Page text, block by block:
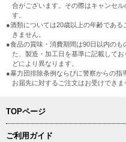
合がございます。その際はキャンセ
す。
●酒類については20歳以上の年齢であ
きません。
●食品の賞味・消費期間は90日以内の
た、製造・加工日を基準に記載して
どにより異なります。
●暴力団排除条例ならびに警察からの
お届先に対するご注文はお受けできま
TOPページ
ご利用ガイド